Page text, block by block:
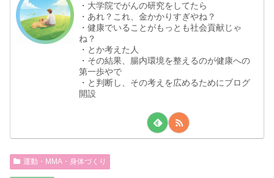
・大学院でがんの研究をしてたら
・あれ？これ、金かかりすぎやね？
・健康でいることがもっとも社会貢献じゃ
ね？
・とか考えた人
・その結果、腸内環境を整えるのが健康への
第一歩やで
・と判断し、その考えを広めるためにブログ
開設
運動・MMA・身体づくり